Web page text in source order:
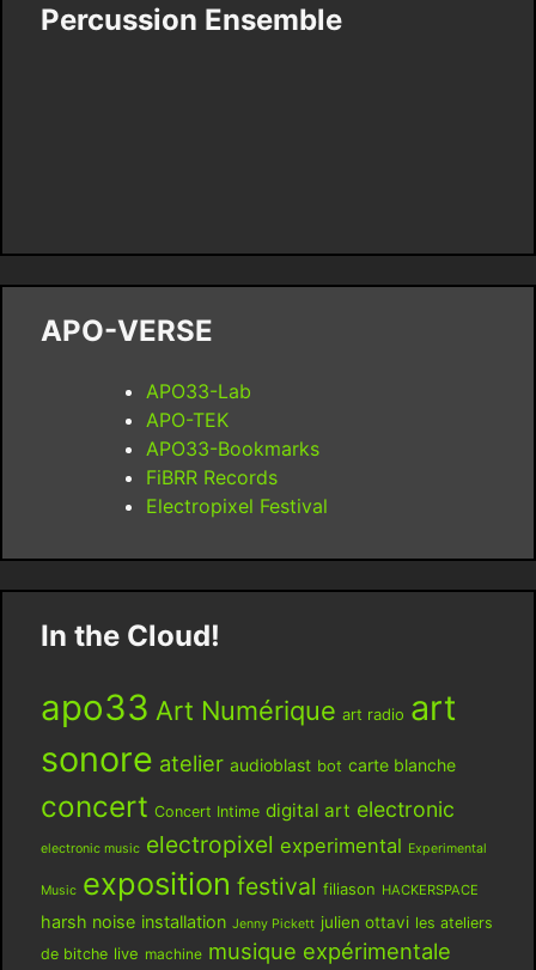
Percussion Ensemble
APO-VERSE
APO33-Lab
APO-TEK
APO33-Bookmarks
FiBRR Records
Electropixel Festival
In the Cloud!
apo33 Art Numérique art radio art
sonore atelier audioblast bot carte blanche
concert Concert Intime digital art electronic
electronic music electropixel experimental Experimental
Music exposition festival filiason HACKERSPACE
harsh noise installation Jenny Pickett julien ottavi les ateliers
de bitche live machine musique expérimentale